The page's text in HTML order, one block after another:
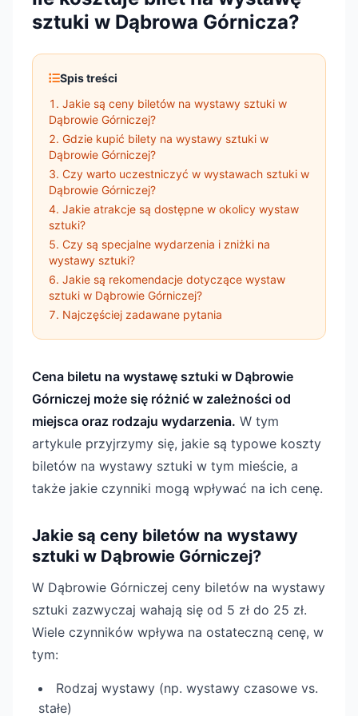
sztuki w Dąbrowa Górnicza?
Spis treści
Jakie są ceny biletów na wystawy sztuki w
Dąbrowie Górniczej?
Gdzie kupić bilety na wystawy sztuki w
Dąbrowie Górniczej?
Czy warto uczestniczyć w wystawach sztuki w
Dąbrowie Górniczej?
Jakie atrakcje są dostępne w okolicy wystaw
sztuki?
Czy są specjalne wydarzenia i zniżki na
wystawy sztuki?
Jakie są rekomendacje dotyczące wystaw
sztuki w Dąbrowie Górniczej?
Najczęściej zadawane pytania
Cena biletu na wystawę sztuki w Dąbrowie
Górniczej może się różnić w zależności od
miejsca oraz rodzaju wydarzenia. W tym
artykule przyjrzymy się, jakie są typowe koszty
biletów na wystawy sztuki w tym mieście, a
także jakie czynniki mogą wpływać na ich cenę.
Jakie są ceny biletów na wystawy
sztuki w Dąbrowie Górniczej?
W Dąbrowie Górniczej ceny biletów na wystawy
sztuki zazwyczaj wahają się od 5 zł do 25 zł.
Wiele czynników wpływa na ostateczną cenę, w
tym:
Rodzaj wystawy (np. wystawy czasowe vs.
stałe)